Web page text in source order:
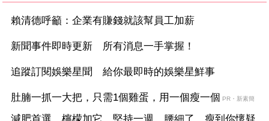
賴清德呼籲：企業有賺錢就該幫員工加薪
新聞事件即時更新 所有消息一手掌握！
追蹤訂閱娛樂星聞 給你最即時的娛樂星鮮事
肚腩一抓一大把，只需1個雞蛋，用一個瘦一個 PR・新素簡